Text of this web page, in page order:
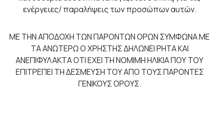
ενέργειες/ παραλήψεις των προσώπων αυτών.
ΜΕ ΤΗΝ ΑΠΟΔΟΧΗ ΤΩΝ ΠΑΡΟΝΤΩΝ ΟΡΩΝ ΣΥΜΦΩΝΑ ΜΕ
ΤΑ ΑΝΩΤΕΡΩ Ο ΧΡΗΣΤΗΣ ΔΗΛΩΝΕΙ ΡΗΤΑ ΚΑΙ
ΑΝΕΠΙΦΥΛΑΚΤΑ ΟΤΙ ΕΧΕΙ ΤΗ ΝΟΜΙΜΗ ΗΛΙΚΙΑ ΠΟΥ ΤΟΥ
ΕΠΙΤΡΕΠΕΙ ΤΗ ΔΕΣΜΕΥΣΗ ΤΟΥ ΑΠΟ ΤΟΥΣ ΠΑΡΟΝΤΕΣ
ΓΕΝΙΚΟΥΣ ΟΡΟΥΣ.